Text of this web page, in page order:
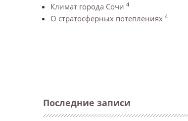
Климат города Сочи 4
О стратосферных потеплениях 4
Последние записи